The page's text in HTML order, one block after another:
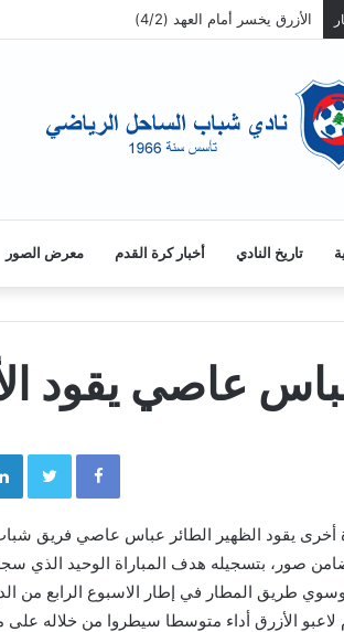
الأزرق يخسر أمام العهد (4/2)
تاريخ النادي أخبار كرة القدم معرض الصور
عاصي يقود
Facebook
أخرى يقود الظهير الطائر عباس عاصي فريق
طريق المطار في إطار الاسبوع الرابع من
لاعبو الأزرق أداء متوسطا سيطروا من خلاله